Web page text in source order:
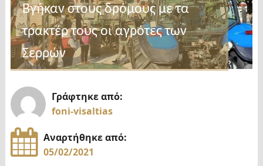
Βγήκαν στους δρόμους με τα
τρακτέρ τους οι αγρότες των
Σερρών
Γράφτηκε από:
foni-visaltias
Αναρτήθηκε από:
05/02/2021